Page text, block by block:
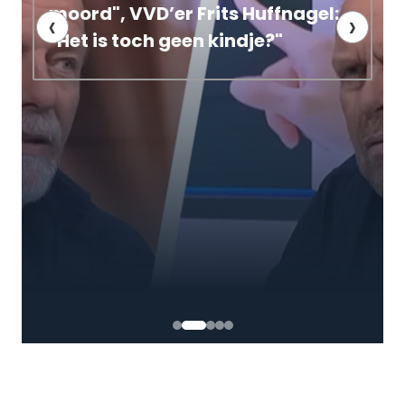
Den Haag en Leiden:
scanderen demonische
‹ ›